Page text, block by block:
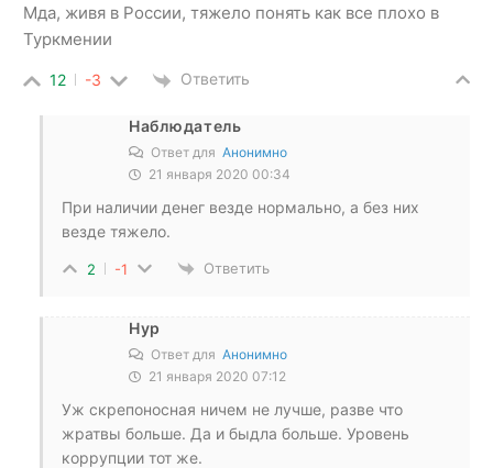
Мда, живя в России, тяжело понять как все плохо в
Туркмении
12 -3 Ответить
Наблюдатель
Ответ для Анонимно
21 января 2020 00:34
При наличии денег везде нормально, а без них
везде тяжело.
2 -1 Ответить
Нур
Ответ для Анонимно
21 января 2020 07:12
Уж скрепоносная ничем не лучше, разве что
жратвы больше. Да и быдла больше. Уровень
коррупции тот же.